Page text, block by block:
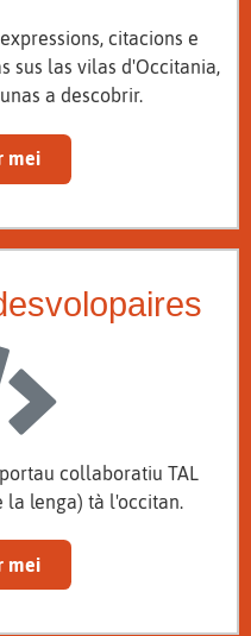
citacions e
sus las vilas d'Occitania,
a descobrir.
mei
collaboratiu TAL
lenga) tà l'occitan.
mei